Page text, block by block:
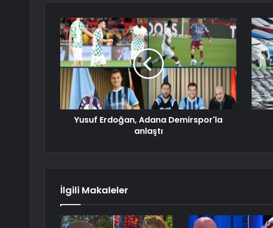
Yusuf Erdoğan, Adana Demirspor'la
anlaştı
İlgili Makaleler